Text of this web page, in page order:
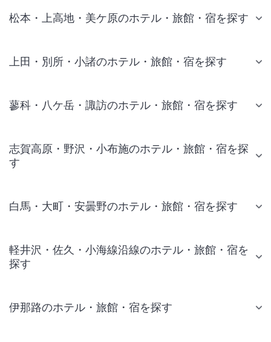
松本・上高地・美ケ原のホテル・旅館・宿を探す
上田・別所・小諸のホテル・旅館・宿を探す
蓼科・八ケ岳・諏訪のホテル・旅館・宿を探す
志賀高原・野沢・小布施のホテル・旅館・宿を探
す
白馬・大町・安曇野のホテル・旅館・宿を探す
軽井沢・佐久・小海線沿線のホテル・旅館・宿を
探す
伊那路のホテル・旅館・宿を探す